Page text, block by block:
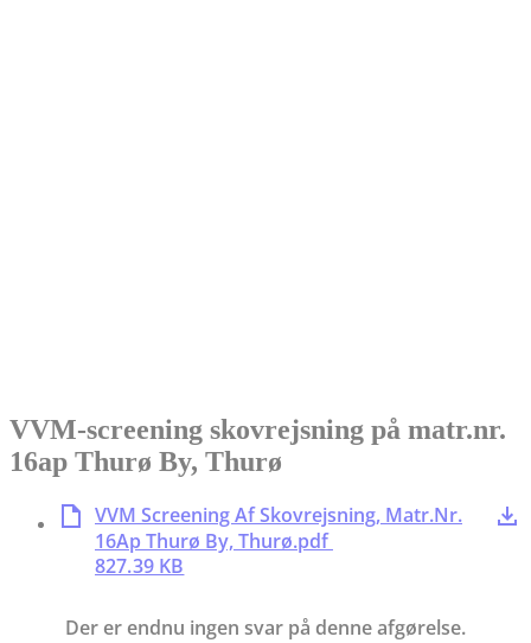
VVM-screening skovrejsning på matr.nr.
16ap Thurø By, Thurø
VVM Screening Af Skovrejsning, Matr.Nr.
16Ap Thurø By, Thurø.pdf
827.39 KB
Der er endnu ingen svar på denne afgørelse.